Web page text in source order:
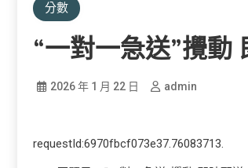
分數
“一對一急送”攪動
2026 年 1 月 22 日 admin
requestId:6970fbcf073e37.76083713.